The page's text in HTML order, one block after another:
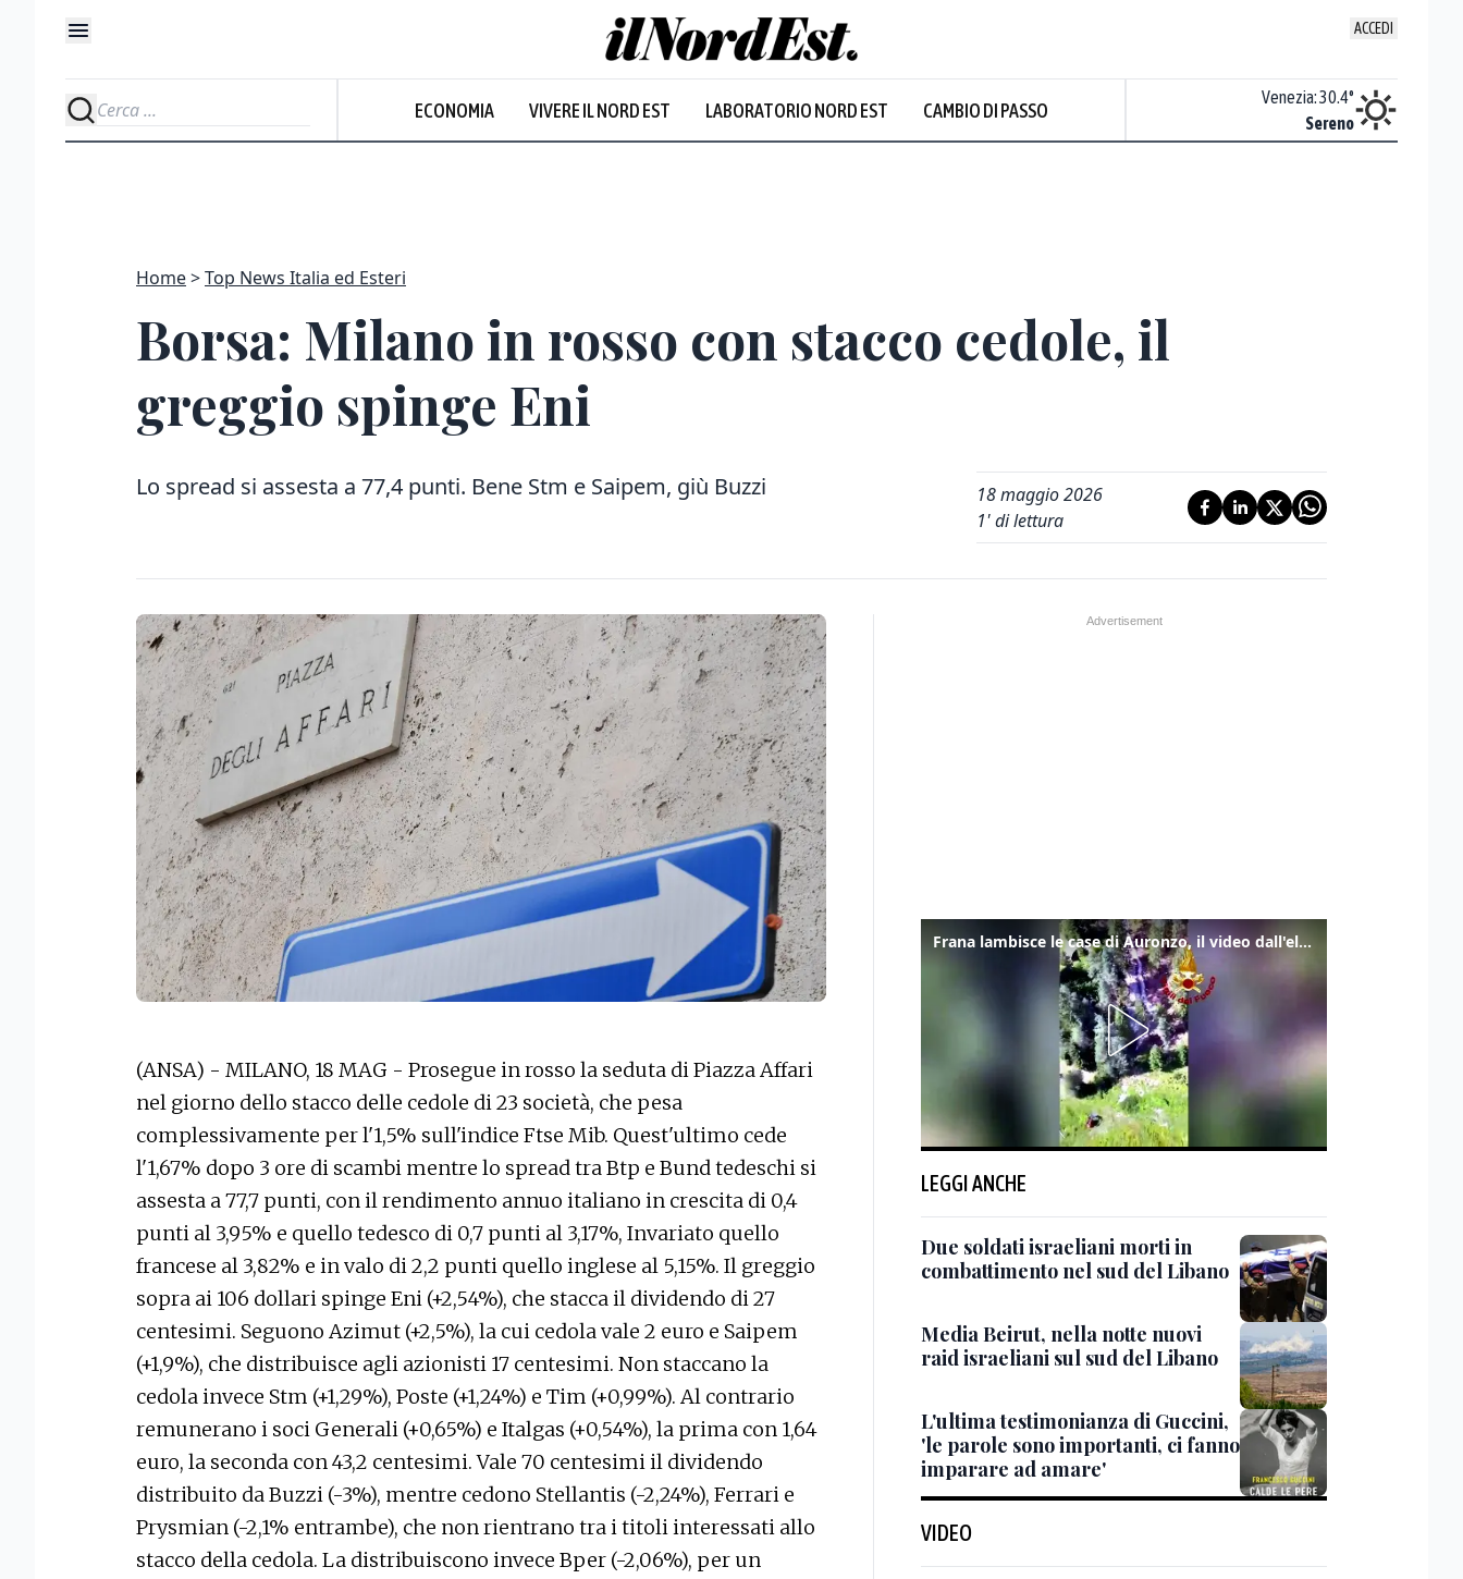
ACCEDI
ECONOMIA VIVERE IL NORD EST LABORATORIO NORD EST CAMBIO DI PASSO
Nuvoloso
Venezia:30.4°
Sereno
Home Top News Italia ed Esteri
Borsa: Milano in rosso con stacco cedole, il
greggio spinge Eni
Lo spread si assesta a 77,4 punti. Bene Stm e Saipem, giù Buzzi
18 maggio 2026
1' di lettura
(ANSA) - MILANO, 18 MAG - Prosegue in rosso la seduta di Piazza Affari
nel giorno dello stacco delle cedole di 23 società, che pesa
complessivamente per l'1,5% sull'indice Ftse Mib. Quest'ultimo cede
l'1,67% dopo 3 ore di scambi mentre lo spread tra Btp e Bund tedeschi si
assesta a 77,7 punti, con il rendimento annuo italiano in crescita di 0,4
punti al 3,95% e quello tedesco di 0,7 punti al 3,17%, Invariato quello
francese al 3,82% e in valo di 2,2 punti quello inglese al 5,15%. Il greggio
sopra ai 106 dollari spinge Eni (+2,54%), che stacca il dividendo di 27
centesimi. Seguono Azimut (+2,5%), la cui cedola vale 2 euro e Saipem
(+1,9%), che distribuisce agli azionisti 17 centesimi. Non staccano la
cedola invece Stm (+1,29%), Poste (+1,24%) e Tim (+0,99%). Al contrario
remunerano i soci Generali (+0,65%) e Italgas (+0,54%), la prima con 1,64
euro, la seconda con 43,2 centesimi. Vale 70 centesimi il dividendo
distribuito da Buzzi (-3%), mentre cedono Stellantis (-2,24%), Ferrari e
Prysmian (-2,1% entrambe), che non rientrano tra i titoli interessati allo
stacco della cedola. La distribuiscono invece Bper (-2,06%), per un
Frana lambisce le case di Auronzo, il video dall'elicottero dei vigili del fuoco
LEGGI ANCHE
Due soldati israeliani morti in
combattimento nel sud del Libano
Media Beirut, nella notte nuovi
raid israeliani sul sud del Libano
L'ultima testimonianza di Guccini,
'le parole sono importanti, ci fanno
imparare ad amare'
VIDEO